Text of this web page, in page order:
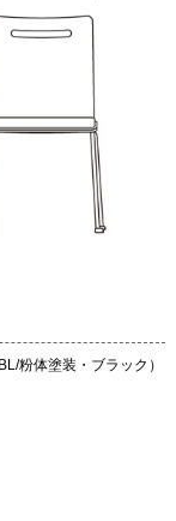
粉体塗装・ブラック）